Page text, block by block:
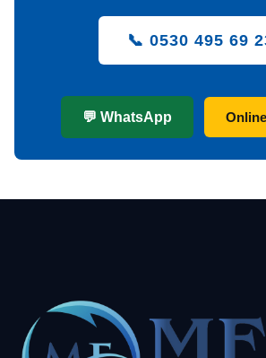
📞 0530 495 69
💬 WhatsApp